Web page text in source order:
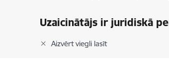
Uzaicinātājs ir juridiskā
Aizvērt viegli lasīt